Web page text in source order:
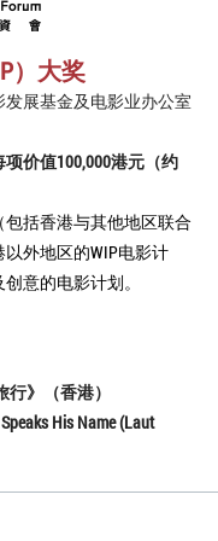
）大奖
展基金及电影业办公室
价值100,000港元（约
括香港与其他地区联合
外地区的WIP电影计
意的电影计划。
》（香港）
His Name (Laut